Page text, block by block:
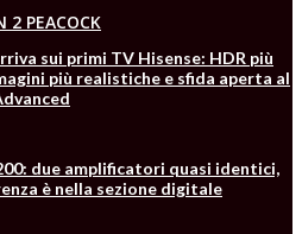
sui primi TV Hisense: HDR più
più realistiche e sfida aperta al
due amplificatori quasi identici,
è nella sezione digitale